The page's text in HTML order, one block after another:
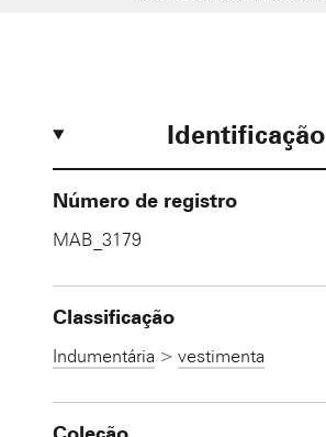
Identificação
Número de registro
MAB_3179
Classificação
Indumentária > vestimenta
Coleção